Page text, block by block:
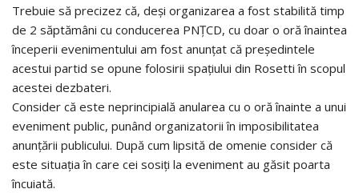
Trebuie să precizez că, deşi organizarea a fost stabilită timp
de 2 săptămâni cu conducerea PNŢCD, cu doar o oră înaintea
începerii evenimentului am fost anunţat că preşedintele
acestui partid se opune folosirii spaţiului din Rosetti în scopul
acestei dezbateri.
Consider că este neprincipială anularea cu o oră înainte a unui
eveniment public, punând organizatorii în imposibilitatea
anunţării publicului. După cum lipsită de omenie consider că
este situaţia în care cei sosiţi la eveniment au găsit poarta
încuiată.